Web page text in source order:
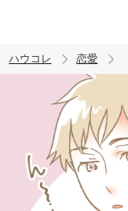
トレンド ワード
恋愛
ハウコレ 恋愛